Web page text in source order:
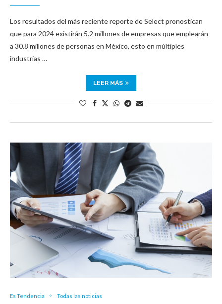
Los resultados del más reciente reporte de Select pronostican
que para 2024 existirán 5.2 millones de empresas que emplearán
a 30.8 millones de personas en México, esto en múltiples
industrias …
LEER MÁS
Es Tendencia Todas las noticias